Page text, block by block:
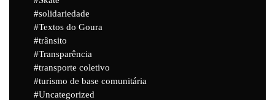
solidariedade
Textos do Goura
trânsito
Transparência
transporte coletivo
turismo de base comunitária
Uncategorized